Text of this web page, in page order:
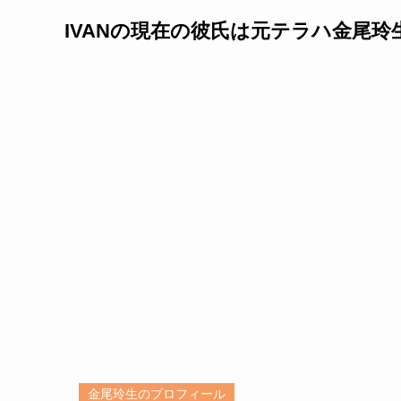
IVANの現在の彼氏は元テラハ金尾玲
金尾玲生のプロフィール